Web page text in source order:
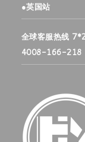
●英国站
全球客服热线
4008-166-218